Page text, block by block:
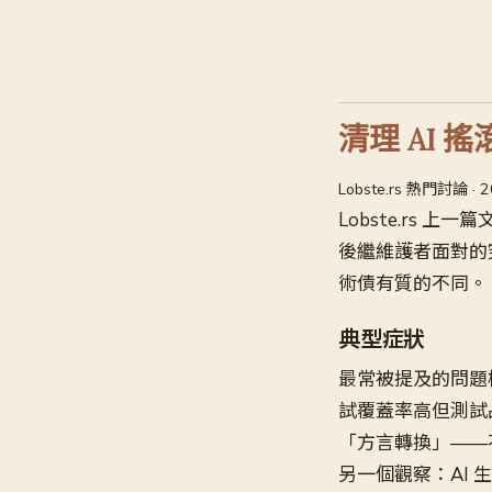
清理 AI 搖
Lobste.rs 熱門討論 ·
Lobste.rs 上一篇
後繼維護者面對
術債有質的不同。
典型症狀
最常被提及的問
試覆蓋率高但測
「方言轉換」
另一個觀察：AI